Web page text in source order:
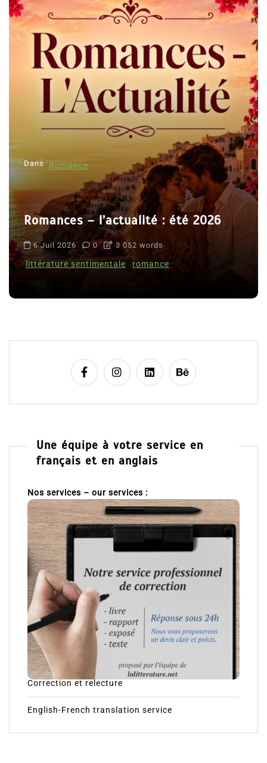
Dans Romance
Romances – l’actualité : été 2026
6 Juil 2026 0 3 052 words
littérature sentimentale romance
Une équipe à votre service en
français et en anglais
Nos services – our services :
Correction et relecture
English-French translation service